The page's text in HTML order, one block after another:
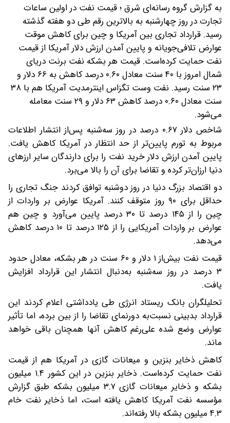
به گزارش گروه رسانه‌ای شرق ؛ قیمت نفت در اولین ساعات
تجارت در روز چهارشنبه به بالاترین رقم طی دو هفته گذشته
رسید. قرارداد تجاری بین آمریکا و چین برای کاهش موقت
عوارض تلافی‌جویانه و پایین آمدن ارزش دلار آمریکا از قیمت
نفت حمایت کرده‌است. قیمت هر بشکه نفت برنت دریای
شمال امروز با ۴۰ سنت معادل ۰.۶۰ درصد کاهش به ۶۶ دلار و
۲۳ سنت رسید. نفت وست تگزاس اینترمدیت آمریکا هم با ۳۸
سنت معادل ۰.۶۰ درصد کاهش ۶۳ دلار و ۲۹ سنت معامله
می‌شود.
شاخص دلار ۰.۶۷ درصد در روز سه‌شنبه پس‌از انتشار اطلاعات
مربوط به تورم پایین‌تر از حد انتظار در آمریکا کاهش یافت.
پایین آمدن ارزش دلار خرید نفت را برای دارندگان سایر ارزهای
دنیا ارزان‌تر کرده و تقاضا برای آن را بالا می‌برد.‌
دو اقتصاد بزرگ دنیا در روز دوشنبه توافق کردند جنگ تجاری را
حداقل برای ۹۰ روز متوقف کنند. آمریکا عوارض بر واردات از
چین را از ۱۴۵ درصد تا ۳۰ درصد پایین می‌آورد و چین هم
عوارض بر واردات آمریکایی را از ۱۲۵ درصد تا ۱۰ درصد کاهش
می‌دهد.
قیمت نفت بیش‌از ۱ دلار و ۶۰ سنت در هر بشکه، معادل حدود
۳ درصد در روز سه‌شنبه به‌دنبال انتشار این قرارداد افزایش
یافت.
تحلیلگران بانک ریستاد انرژی طی یادداشتی اعلام کردند این
قرارداد بدبینی نسبت‌به دورنمای تقاضا را از بین برده، اما تأثیر
عوارض وضع شده علی‌رغم کاهش آنها همچنان باقی خواهد
ماند.
کاهش ذخایر بنزین و میعانات گازی در آمریکا هم از قیمت
نفت حمایت کرده‌است. ذخایر بنزین در این کشور ۱.۴ میلیون
بشکه و ذخایر میعانات گازی ۳.۷ میلیون بشکه طبق گزارش
مؤسسه نفت آمریکا کاهش یافته است، اما ذخایر نفت خام
۴.۳ میلیون بشکه بالا رفته‌اند.